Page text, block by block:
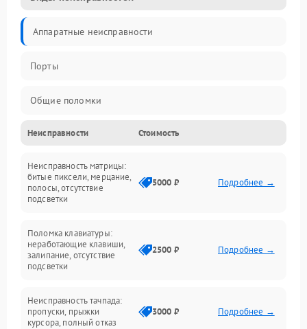
Аппаратные неисправности
Порты
Общие поломки
Устройства
Программные ошибки
Электрические и системные сбои
Интерфейсные проблемы
Батарея
Сеть и интернет
Неисправности Стоимость
Неисправность матрицы:
битые пиксели, мерцание,
полосы, отсутствие
подсветки
5000 ₽ Подробнее →
Поломка клавиатуры:
неработающие клавиши,
залипание, отсутствие
подсветки
2500 ₽ Подробнее →
Неисправность тачпада:
пропуски, прыжки
курсора, полный отказ
3000 ₽ Подробнее →